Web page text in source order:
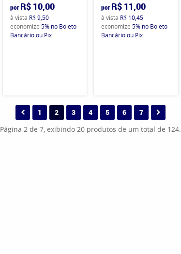
por R$ 10,00
à vista R$ 9,50
economize 5% no Boleto
Bancário ou Pix
por R$ 11,00
à vista R$ 10,45
economize5% no Boleto
Bancário ou Pix
1 2 3 4 5 6
7
Página 2 de 7, exibindo 20 produtos de um total de 124.